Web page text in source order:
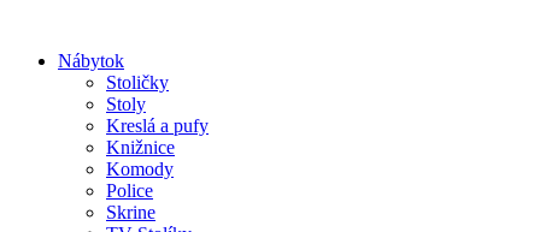
obsah
Nábytok
Stoličky
Stoly
Kreslá a pufy
Knižnice
Komody
Police
Skrine